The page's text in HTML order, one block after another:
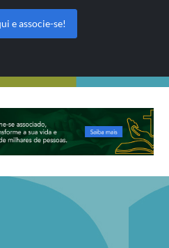
e associe-se!